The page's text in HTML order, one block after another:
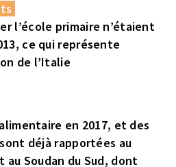
l’école primaire n’étaient
ce qui représente
de l’Italie
en 2017, et des
déjà rapportées au
au Soudan du Sud, dont